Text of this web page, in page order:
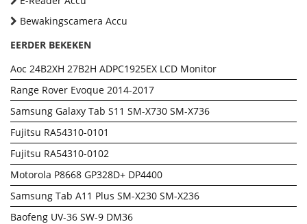
Bewakingscamera Accu
EERDER BEKEKEN
Aoc 24B2XH 27B2H ADPC1925EX LCD Monitor
Range Rover Evoque 2014-2017
Samsung Galaxy Tab S11 SM-X730 SM-X736
Fujitsu RA54310-0101
Fujitsu RA54310-0102
Motorola P8668 GP328D+ DP4400
Samsung Tab A11 Plus SM-X230 SM-X236
Baofeng UV-36 SW-9 DM36